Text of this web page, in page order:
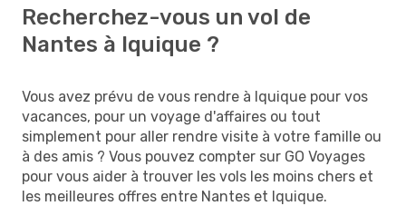
Recherchez-vous un vol de
Nantes à Iquique ?
Vous avez prévu de vous rendre à Iquique pour vos
vacances, pour un voyage d'affaires ou tout
simplement pour aller rendre visite à votre famille ou
à des amis ? Vous pouvez compter sur GO Voyages
pour vous aider à trouver les vols les moins chers et
les meilleures offres entre Nantes et Iquique.